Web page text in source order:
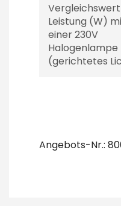
Leistung (W)
einer 230V
Halogenlampe
(gerichtetes
Angebots-Nr.: